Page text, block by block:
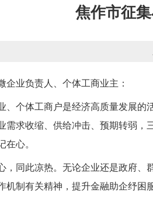
焦作市征
企业负责人、个体工商业主：
、个体工商户是经济高质量发展
需求收缩、供给冲击、预期转弱
心。
，同此凉热。无论企业还是政府
机制有关精神，提升金融助企纾